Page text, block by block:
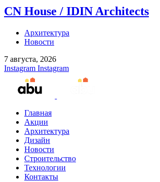
CN House / IDIN Architects
Архитектура
Новости
7 августа, 2026
Instagram Instagram
Главная
Акции
Архитектура
Дизайн
Новости
Строительство
Технологии
Контакты